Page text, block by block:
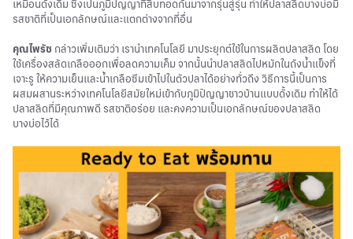
เหมือนดั้งเดิม ซึ่งเป็นภูมิปัญญาที่สืบทอดกันมาจากรุ่นสู่รุ่น ทำให้ปลาสลิดบางบ่อมี
รสชาติที่เป็นเอกลักษณ์และแตกต่างจากที่อื่น
คุณไพรัช กล่าวเพิ่มเติมว่า เรานำเทคโนโลยี มาประยุกต์ใช้ในการผลิตปลาสลิด โดย
ใช้เครื่องสลัดเกลือออกเพื่อลดความเค็ม จากนั้นนำปลาสลิดไปหมักในถังน้ำแข็งที่
เจาะรู ให้ความเย็นและน้ำเกลือซึมเข้าไปในตัวปลาได้อย่างทั่วถึง วิธีการนี้เป็นการ
ผสมผสานระหว่างเทคโนโลยีสมัยใหม่เข้ากับภูมิปัญญาชาวบ้านแบบดั้งเดิม ทำให้ได้
ปลาสลิดที่มีคุณภาพดี รสชาติอร่อย และคงความเป็นเอกลักษณ์ของปลาสลิด
บางบ่อไว้ได้